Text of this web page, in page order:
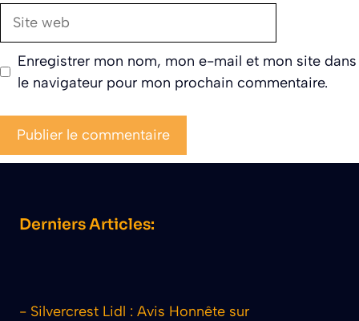
Site
Enregistrer mon nom, mon e-mail et mon site dans
le navigateur pour mon prochain commentaire.
Derniers Articles:
- Silvercrest Lidl : Avis Honnête sur